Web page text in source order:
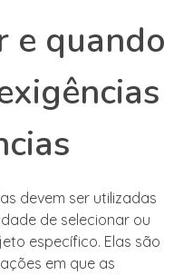
e quando
devem ser utilizadas
de selecionar ou
específico. Elas são
em que as